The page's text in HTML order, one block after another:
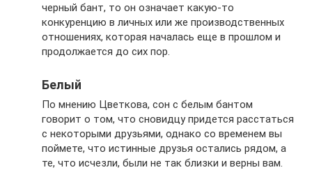
черный бант, то он означает какую-то
конкуренцию в личных или же производственных
отношениях, которая началась еще в прошлом и
продолжается до сих пор.
Белый
По мнению Цветкова, сон с белым бантом
говорит о том, что сновидцу придется расстаться
с некоторыми друзьями, однако со временем вы
поймете, что истинные друзья остались рядом, а
те, что исчезли, были не так близки и верны вам.